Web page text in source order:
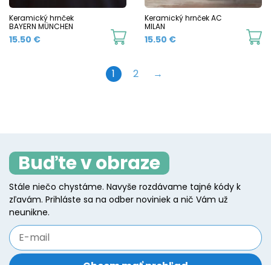
chosen
on
product
Keramický hrnček
BAYERN MÜNCHEN
15.50 €
This
has
may
be
chosen
on
the
page
Keramický hrnček AC
MILAN
15.50 €
1 2 →
Buďte v obraze
Stále niečo chystáme. Navyše rozdávame tajné kódy k
zľavám. Prihláste sa na odber noviniek a nič Vám už
neunikne.